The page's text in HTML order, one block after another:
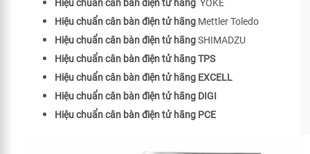
Hiệu chuẩn cân bàn điện tử hãng YOKE
Hiệu chuẩn cân bàn điện tử hãng Mettler Toledo
Hiệu chuẩn cân bàn điện tử hãngSHIMADZU
Hiệu chuẩn cân bàn điện tử hãng TPS
Hiệu chuẩn cân bàn điện tử hãng EXCELL
Hiệu chuẩn cân bàn điện tử hãng DIGI
Hiệu chuẩn cân bàn điện tử hãng PCE